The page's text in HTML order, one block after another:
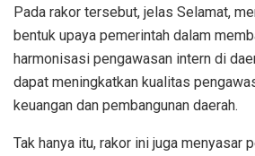
Pada rakor tersebut, jelas Selamat,
bentuk upaya pemerintah dalam
harmonisasi pengawasan intern di
dapat meningkatkan kualitas
keuangan dan pembangunan daerah.
Tak hanya itu, rakor ini juga menyasar